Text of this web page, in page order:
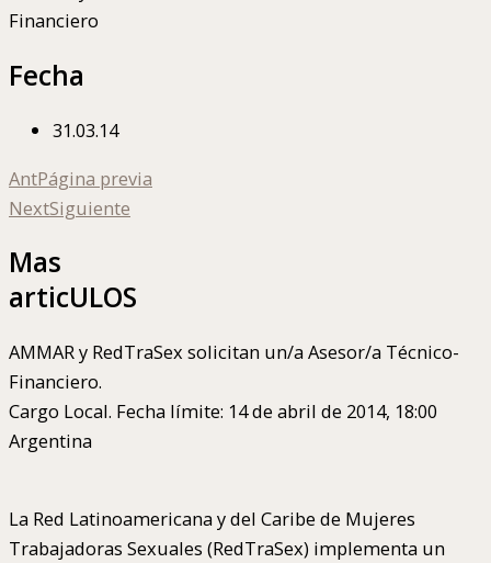
Financiero
Fecha
31.03.14
AntPágina previa
NextSiguiente
Mas
articULOS
AMMAR y RedTraSex solicitan un/a Asesor/a Técnico-
Financiero.
Cargo Local. Fecha límite: 14 de abril de 2014, 18:00
Argentina
La Red Latinoamericana y del Caribe de Mujeres
Trabajadoras Sexuales (RedTraSex) implementa un